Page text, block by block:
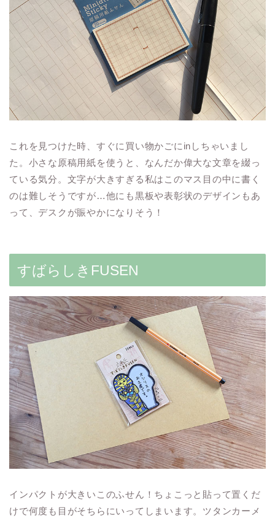
これを見つけた時、すぐに買い物かごにinしちゃいまし
た。小さな原稿用紙を使うと、なんだか偉大な文章を綴っ
ている気分。文字が大きすぎる私はこのマス目の中に書く
のは難しそうですが…他にも黒板や表彰状のデザインもあ
って、デスクが賑やかになりそう！
すばらしきFUSEN
インパクトが大きいこのふせん！ちょこっと貼って置くだ
けで何度も目がそちらにいってしまいます。ツタンカーメ